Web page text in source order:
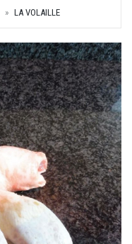
LA VOLAILLE